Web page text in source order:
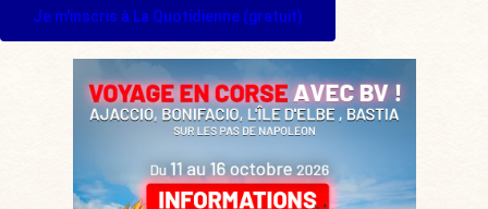
Je m'inscris à La Quotidienne (gratuit)